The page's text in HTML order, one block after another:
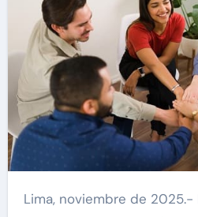
Lima, noviembre de 2025.-